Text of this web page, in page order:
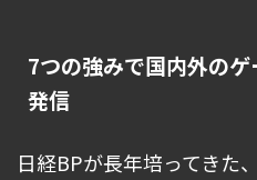
7つの強みで国内外の
発信
日経BPが長年培ってきた